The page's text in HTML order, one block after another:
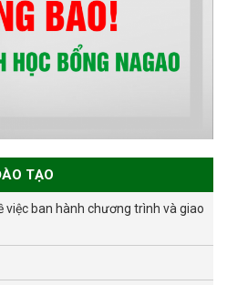
TẠO
việc ban hành chương trình và giao